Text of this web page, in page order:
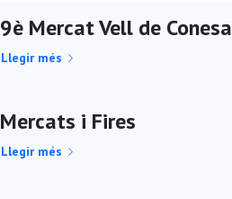
9è Mercat Vell de Conesa
Llegir més
Mercats i Fires
Llegir més